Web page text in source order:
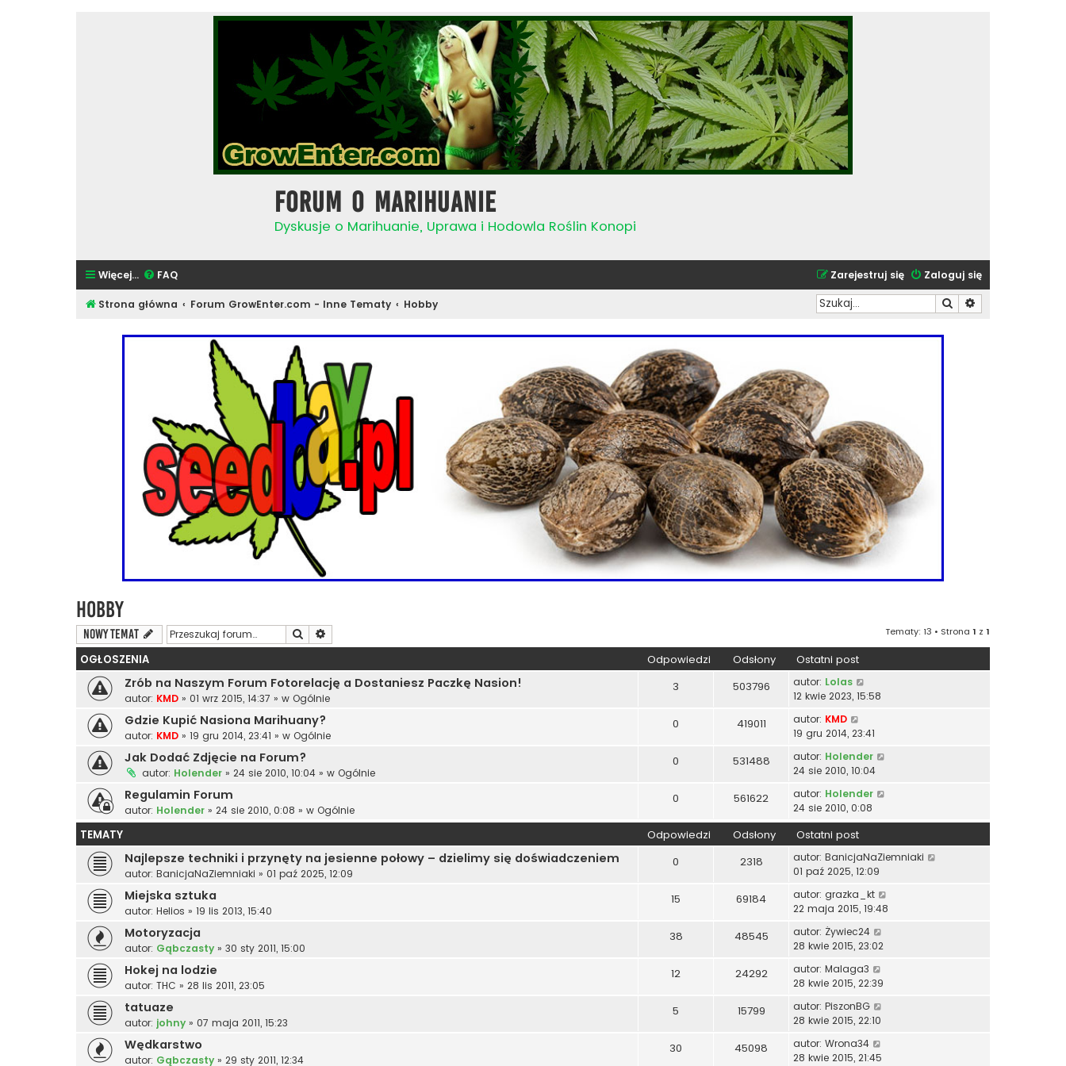
Forum o Marihuanie
Dyskusje o Marihuanie, Uprawa i Hodowla Roślin Konopi
Więcej… FAQ Zaloguj się
Zarejestruj się
Strona główna Forum GrowEnter.com - Inne Tematy Hobby Szukaj
Hobby
NOWY TEMAT Szukaj Tematy: 13 • Strona 1 z 1
OGŁOSZENIA Odpowiedzi Odsłony Ostatni post
Zrób na Naszym Forum Fotorelację a Dostaniesz Paczkę Nasion!
autor: KMD » 01 wrz 2015, 14:37 » w Ogólnie
3 503796 autor: Lolas
12 kwie 2023, 15:58
Gdzie Kupić Nasiona Marihuany?
autor: KMD » 19 gru 2014, 23:41 » w Ogólnie
0 419011 autor: KMD
19 gru 2014, 23:41
Jak Dodać Zdjęcie na Forum?
autor: Holender » 24 sie 2010, 10:04 » w Ogólnie
0 531488 autor: Holender
24 sie 2010, 10:04
Regulamin Forum
autor: Holender » 24 sie 2010, 0:08 » w Ogólnie
0 561622 autor: Holender
24 sie 2010, 0:08
TEMATY Odpowiedzi Odsłony Ostatni post
Najlepsze techniki i przynęty na jesienne połowy – dzielimy się doświadczeniem
autor: BanicjaNaZiemniaki » 01 paź 2025, 12:09
0 2318 autor: BanicjaNaZiemniaki
01 paź 2025, 12:09
Miejska sztuka
autor: Helios » 19 lis 2013, 15:40
15 69184 autor: grazka_kt
22 maja 2015, 19:48
Motoryzacja
autor: Gąbczasty » 30 sty 2011, 15:00
38 48545 autor: Żywiec24
28 kwie 2015, 23:02
Hokej na lodzie
autor: THC » 28 lis 2011, 23:05
12 24292 autor: Malaga3
28 kwie 2015, 22:39
tatuaze
autor: johny » 07 maja 2011, 15:23
5 15799 autor: PiszonBG
28 kwie 2015, 22:10
Wędkarstwo
autor: Gąbczasty » 29 sty 2011, 12:34
30 45098 autor: Wrona34
28 kwie 2015, 21:45